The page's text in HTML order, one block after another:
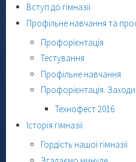
Вступ до гімназії
Профільне навчання та
Профорієнтація
Тестування
Профільне навчання
Профорієнтація. Заходи.
Технофест 2016
Історія гімназії
Гордість нашої гімназії